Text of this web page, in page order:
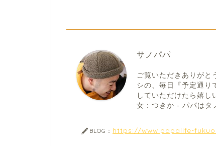
サノパパ
ご覧いただきありがと
シの、毎日『予定通り
していただけたら嬉
女 : つきか - パパはタ
BLOG： https://www.papalife-